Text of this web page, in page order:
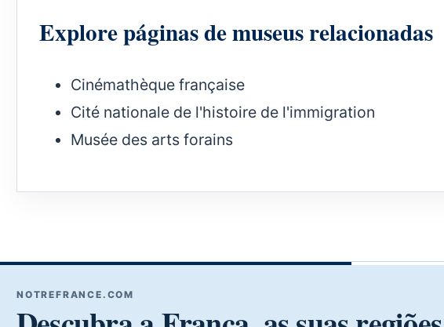
Explore páginas de museus relacionadas
Cinémathèque française
Cité nationale de l'histoire de l'immigration
Musée des arts forains
NOTREFRANCE.COM